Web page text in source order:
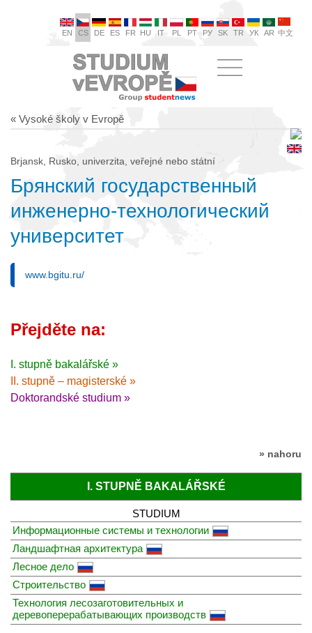
EN CS DE ES FR HU IT PL PT РУ SK TR УК AR 中文
« Vysoké školy v Evropě
Brjansk, Rusko, univerzita, veřejné nebo státní
Брянский государственный
инженерно-технологический
университет
www.bgitu.ru/
Přejděte na:
I. stupně bakalářské »
II. stupně – magisterské »
Doktorandské studium »
» nahoru
I. STUPNĚ BAKALÁŘSKÉ
STUDIUM
Информационные системы и технологии
Ландшафтная архитектура
Лесное дело
Строительство
Технология лесозаготовительных и
деревоперерабатывающих производств